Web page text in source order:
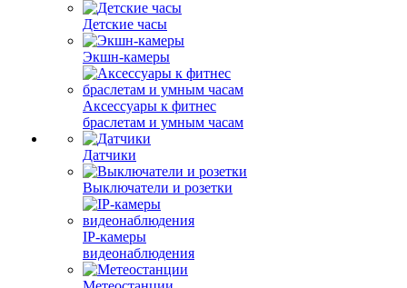
Детские часы
Экшн-камеры
Аксессуары к фитнес
браслетам и умным часам
Датчики
Выключатели и розетки
IP-камеры
видеонаблюдения